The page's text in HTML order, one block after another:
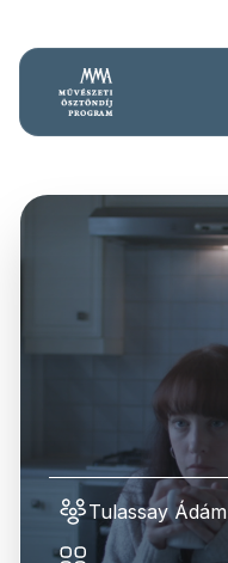
Tulassay Ádám